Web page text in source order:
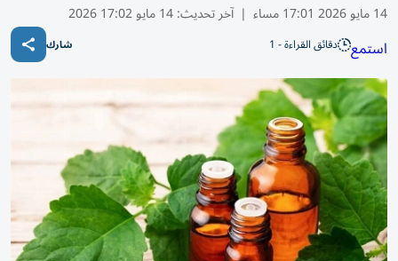
14 مايو 2026 17:01 مساء | آخر تحديث:14 مايو 17:02 2026
استمع دقائق القراءة - 1 شارك